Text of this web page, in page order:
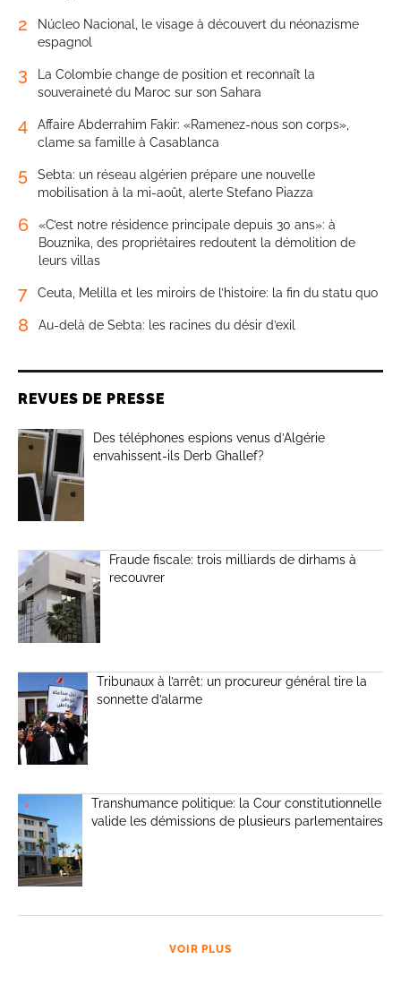
2
Núcleo Nacional, le visage à découvert du néonazisme
espagnol
3
La Colombie change de position et reconnaît la
souveraineté du Maroc sur son Sahara
4
Affaire Abderrahim Fakir: «Ramenez-nous son corps»,
clame sa famille à Casablanca
5
Sebta: un réseau algérien prépare une nouvelle
mobilisation à la mi-août, alerte Stefano Piazza
6
«C’est notre résidence principale depuis 30 ans»: à
Bouznika, des propriétaires redoutent la démolition de
leurs villas
7 Ceuta, Melilla et les miroirs de l’histoire: la fin du statu quo
8 Au-delà de Sebta: les racines du désir d’exil
REVUES DE PRESSE
Des téléphones espions venus d’Algérie
envahissent-ils Derb Ghallef?
Fraude fiscale: trois milliards de dirhams à
recouvrer
Tribunaux à l’arrêt: un procureur général tire la
sonnette d’alarme
Transhumance politique: la Cour constitutionnelle
valide les démissions de plusieurs parlementaires
VOIR PLUS